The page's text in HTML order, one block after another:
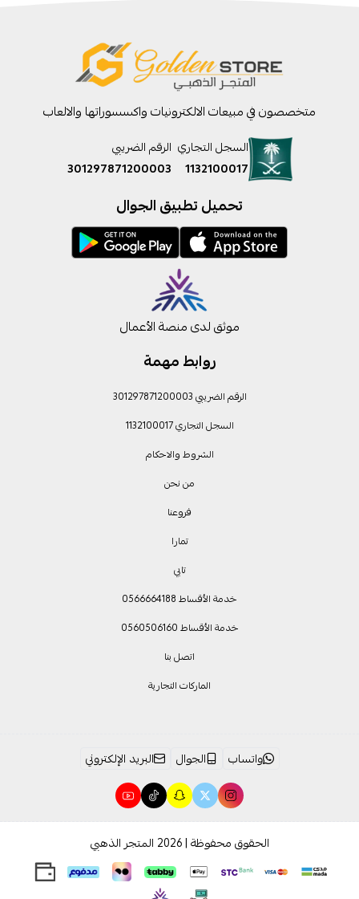
روابط مهمة
الرقم الضريبي 301297871200003
السجل التجاري 1132100017
الشروط والاحكام
من نحن
فروعنا
تمارا
تابي
خدمة الأقساط 0566664188
خدمة الأقساط 0560506160
اتصل بنا
الماركات التجارية
متخصصون في مبيعات الالكترونيات واكسسوراتها والالعاب
السجل التجاري
1132100017
الرقم الضريبي
301297871200003
تحميل تطبيق الجوال
موثق لدى منصة الأعمال
واتساب الجوال البريد الإلكتروني
الحقوق محفوظة | 2026 المتجر الذهبي